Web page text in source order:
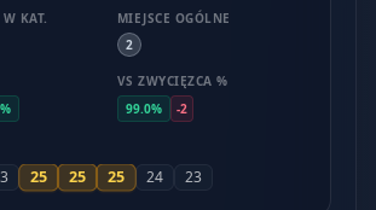
KAT.
MIEJSCE OGÓLNE
2
VS ZWYCIĘZCA %
99.0%
-2
25 25 25 24 23